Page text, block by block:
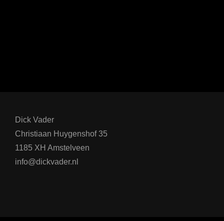
Dick Vader
Christiaan Huygenshof 35
1185 XH Amstelveen
info@dickvader.nl